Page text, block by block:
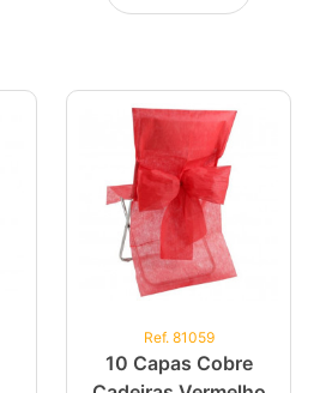
Ref. 81059
10 Capas Cobre